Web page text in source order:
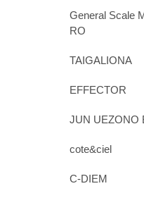
General Scale
RO
TAIGALIONA
EFFECTOR
JUN UEZONO
cote&ciel
C-DIEM